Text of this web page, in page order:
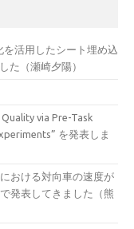
を活用したシート埋め込
た（瀬崎夕陽）
via Pre-Task
を発表しま
おける対向車の速度が
発表してきました（熊